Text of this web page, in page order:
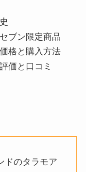
ブン限定商品
格と購入方法
価と口コミ
ドのタラモア